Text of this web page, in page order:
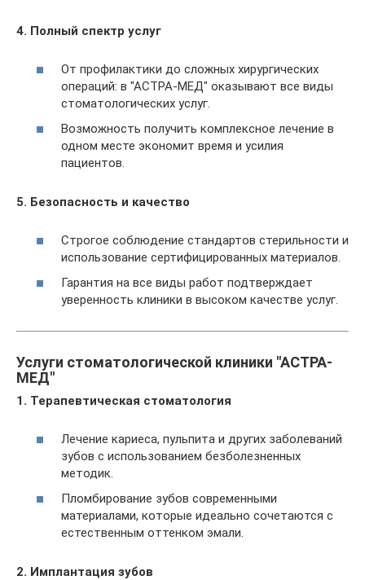
4. Полный спектр услуг
От профилактики до сложных хирургических
операций: в "АСТРА-МЕД" оказывают все виды
стоматологических услуг.
Возможность получить комплексное лечение в
одном месте экономит время и усилия
пациентов.
5. Безопасность и качество
Строгое соблюдение стандартов стерильности и
использование сертифицированных материалов.
Гарантия на все виды работ подтверждает
уверенность клиники в высоком качестве услуг.
Услуги стоматологической клиники "АСТРА-
МЕД"
1. Терапевтическая стоматология
Лечение кариеса, пульпита и других заболеваний
зубов с использованием безболезненных
методик.
Пломбирование зубов современными
материалами, которые идеально сочетаются с
естественным оттенком эмали.
2. Имплантация зубов